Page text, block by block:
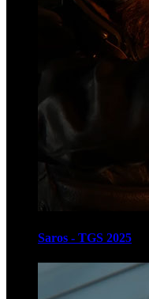
Saros - TGS 2025